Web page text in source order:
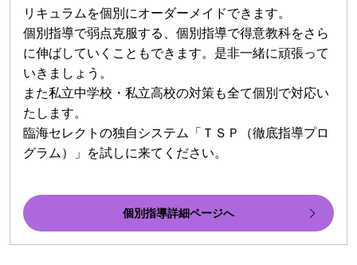
リキュラムを個別にオーダーメイドできます。
個別指導で弱点克服する、個別指導で得意教科をさら
に伸ばしていくこともできます。是非一緒に頑張って
いきましょう。
また私立中学校・私立高校の対策も全て個別で対応い
たします。
臨海セレクトの独自システム「ＴＳＰ（徹底指導プロ
グラム）」を試しに来てください。
個別指導詳細ページへ